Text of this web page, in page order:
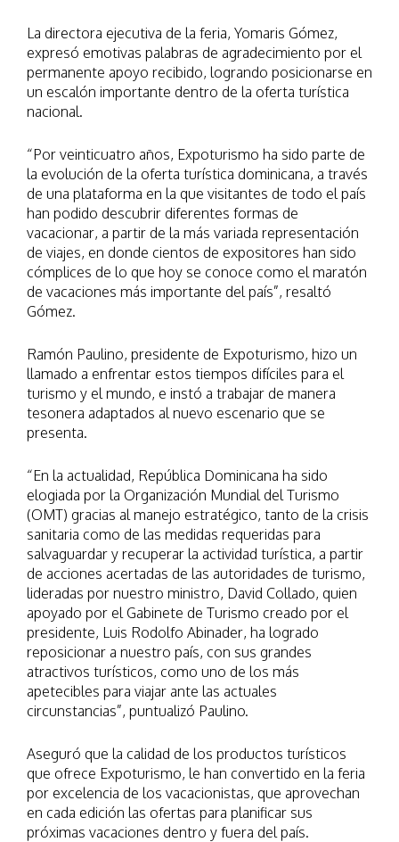
La directora ejecutiva de la feria, Yomaris Gómez,
expresó emotivas palabras de agradecimiento por el
permanente apoyo recibido, logrando posicionarse en
un escalón importante dentro de la oferta turística
nacional.
“Por veinticuatro años, Expoturismo ha sido parte de
la evolución de la oferta turística dominicana, a través
de una plataforma en la que visitantes de todo el país
han podido descubrir diferentes formas de
vacacionar, a partir de la más variada representación
de viajes, en donde cientos de expositores han sido
cómplices de lo que hoy se conoce como el maratón
de vacaciones más importante del país”, resaltó
Gómez.
Ramón Paulino, presidente de Expoturismo, hizo un
llamado a enfrentar estos tiempos difíciles para el
turismo y el mundo, e instó a trabajar de manera
tesonera adaptados al nuevo escenario que se
presenta.
“En la actualidad, República Dominicana ha sido
elogiada por la Organización Mundial del Turismo
(OMT) gracias al manejo estratégico, tanto de la crisis
sanitaria como de las medidas requeridas para
salvaguardar y recuperar la actividad turística, a partir
de acciones acertadas de las autoridades de turismo,
lideradas por nuestro ministro, David Collado, quien
apoyado por el Gabinete de Turismo creado por el
presidente, Luis Rodolfo Abinader, ha logrado
reposicionar a nuestro país, con sus grandes
atractivos turísticos, como uno de los más
apetecibles para viajar ante las actuales
circunstancias”, puntualizó Paulino.
Aseguró que la calidad de los productos turísticos
que ofrece Expoturismo, le han convertido en la feria
por excelencia de los vacacionistas, que aprovechan
en cada edición las ofertas para planificar sus
próximas vacaciones dentro y fuera del país.